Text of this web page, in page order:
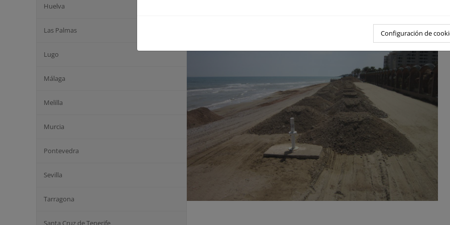
Huelva
Las Palmas
Lugo
Málaga
Melilla
Murcia
Pontevedra
Sevilla
Tarragona
Santa Cruz de Tenerife
Configuración de